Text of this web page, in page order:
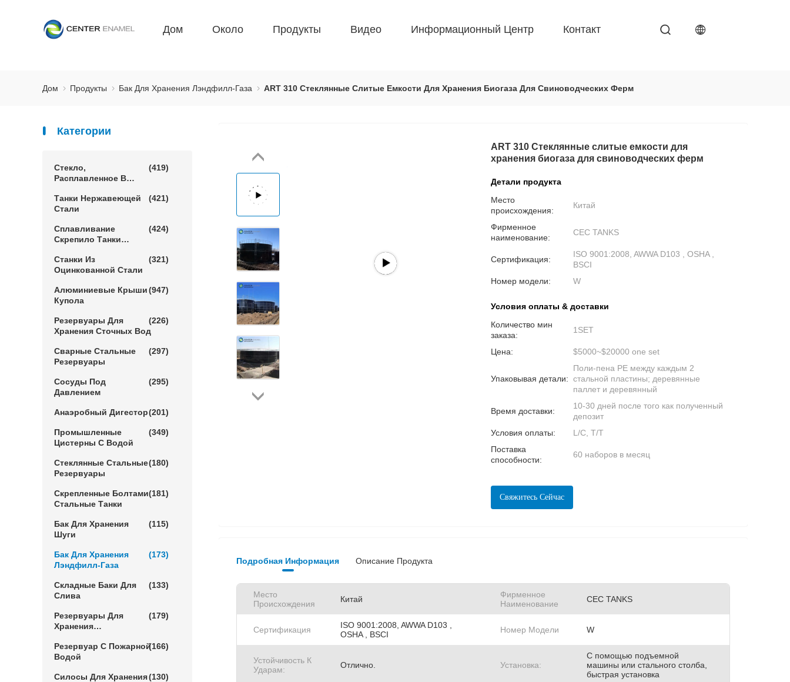
Дом Около Продукты Видео Информационный Центр Контакт
Дом Продукты Бак Для Хранения Лэндфилл-Газа ART 310 Стеклянные Слитые Емкости Для Хранения Биогаза Для Свиноводческих Ферм
Категории
Стекло,
Расплавленное В
(419)
Танки Нержавеющей
Стали
(421)
Сплавливание
Скрепило Танки
(424)
Станки Из
Оцинкованной Стали
(321)
Алюминиевые Крыши
Купола
(947)
Резервуары Для
Хранения Сточных Вод
(226)
Сварные Стальные
Резервуары
(297)
Сосуды Под
Давлением
(295)
Анаэробный Дигестор(201)
Промышленные
Цистерны С Водой
(349)
Стеклянные Стальные
Резервуары
(180)
Скрепленные Болтами
Стальные Танки
(181)
Бак Для Хранения
Шуги
(115)
Бак Для Хранения
Лэндфилл-Газа
(173)
Складные Баки Для
Слива
(133)
Резервуары Для
Хранения
Воды
(179)
Резервуар С Пожарной
Водой
(166)
Силосы Для Хранения(130)
ART 310 Стеклянные слитые емкости для
хранения биогаза для свиноводческих ферм
Детали продукта
Место
происхождения:
Китай
Фирменное
наименование:
CEC TANKS
Сертификация:
ISO 9001:2008, AWWA D103 , OSHA ,
BSCI
Номер модели:
W
Условия оплаты & доставки
Количество мин
заказа:
1SET
Цена: $5000~$20000 one set
Упаковывая детали:
Поли-пена PE между каждым 2
стальной пластины; деревянные
паллет и деревянный
Время доставки:
10-30 дней после того как полученный
депозит
Условия оплаты:
L/C, T/T
Поставка
способности:
60 наборов в месяц
Свяжитесь Сейчас
Подробная Информация Описание Продукта
Место
Происхождения
Китай
Фирменное
Наименование
CEC TANKS
Сертификация
ISO 9001:2008, AWWA D103 ,
OSHA , BSCI
Номер Модели W
Устойчивость К
Ударам:
Отлично. Установка:
С помощью подъемной
машины или стального столба,
быстрая установка